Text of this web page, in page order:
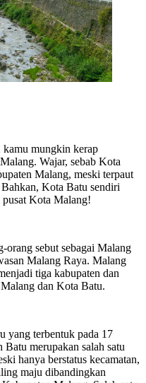
kamu mungkin kerap
Wajar, sebab Kota
Malang, meski terpaut
Kota Batu sendiri
Kota Malang!
orang sebut sebagai Malang
Malang Raya. Malang
tiga kabupaten dan
dan Kota Batu.
yang terbentuk pada 17
merupakan salah satu
hanya berstatus kecamatan,
maju dibandingkan